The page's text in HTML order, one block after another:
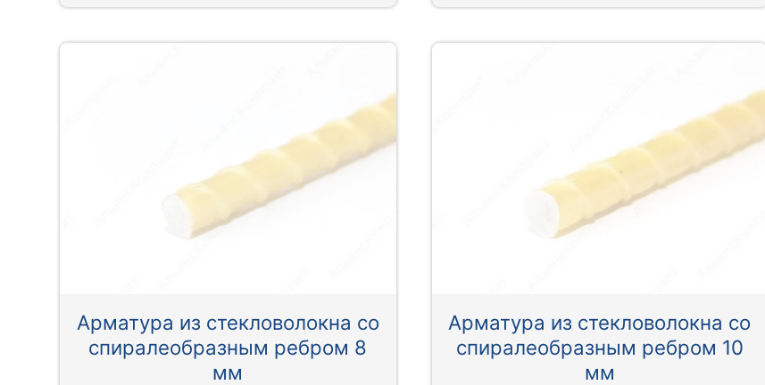
Арматура из стекловолокна со
спиралеобразным ребром 8
мм
Арматура из стекловолокна со
спиралеобразным ребром 10
мм